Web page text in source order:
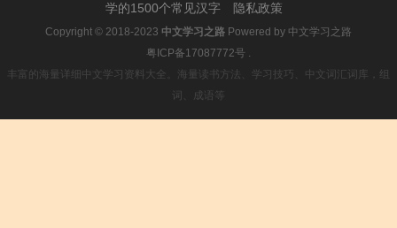
学的1500个常见汉字
隐私政策
Copyright © 2018-2023 中文学习之路 Powered by 中文学习之路
粤ICP备17087772号 .
丰富的海量详细中文学习资料大全。海量读书方法、学习技巧、中文词汇词库，组
词、成语等